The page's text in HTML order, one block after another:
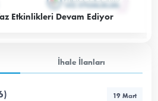
Etkinlikleri Devam Ediyor
İhale İlanları
19 Mart